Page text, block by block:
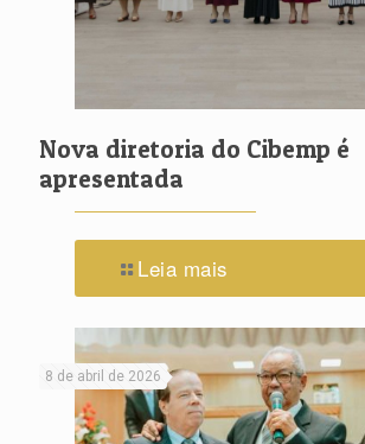
Nova diretoria do Cibemp é
apresentada
Leia mais
8 de abril de 2026